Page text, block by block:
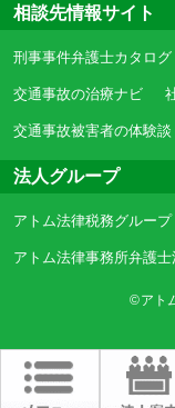
相談先情報サイト
刑事事件弁護士カタログ
交通事故の治療ナビ
交通事故被害者の体験談
法人グループ
アトム法律税務グループ
アトム法律事務所弁護士
©アト